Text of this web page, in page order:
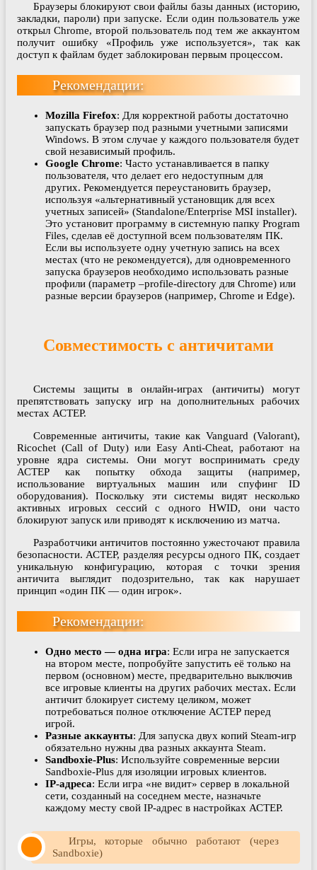
Браузеры блокируют свои файлы базы данных (историю,
закладки, пароли) при запуске. Если один пользователь уже
открыл Chrome, второй пользователь под тем же аккаунтом
получит ошибку «Профиль уже используется», так как
доступ к файлам будет заблокирован первым процессом.
Рекомендации:
Mozilla Firefox: Для корректной работы достаточно
запускать браузер под разными учетными записями
Windows. В этом случае у каждого пользователя будет
свой независимый профиль.
Google Chrome: Часто устанавливается в папку
пользователя, что делает его недоступным для
других. Рекомендуется переустановить браузер,
используя «альтернативный установщик для всех
учетных записей» (Standalone/Enterprise MSI installer).
Это установит программу в системную папку Program
Files, сделав её доступной всем пользователям ПК.
Если вы используете одну учетную запись на всех
местах (что не рекомендуется), для одновременного
запуска браузеров необходимо использовать разные
профили (параметр –profile-directory для Chrome) или
разные версии браузеров (например, Chrome и Edge).
Совместимость с античитами
Системы защиты в онлайн-играх (античиты) могут
препятствовать запуску игр на дополнительных рабочих
местах АСТЕР.
Современные античиты, такие как Vanguard (Valorant),
Ricochet (Call of Duty) или Easy Anti-Cheat, работают на
уровне ядра системы. Они могут воспринимать среду
АСТЕР как попытку обхода защиты (например,
использование виртуальных машин или спуфинг ID
оборудования). Поскольку эти системы видят несколько
активных игровых сессий с одного HWID, они часто
блокируют запуск или приводят к исключению из матча.
Разработчики античитов постоянно ужесточают правила
безопасности. АСТЕР, разделяя ресурсы одного ПК, создает
уникальную конфигурацию, которая с точки зрения
античита выглядит подозрительно, так как нарушает
принцип «один ПК — один игрок».
Рекомендации:
Одно место — одна игра: Если игра не запускается
на втором месте, попробуйте запустить её только на
первом (основном) месте, предварительно выключив
все игровые клиенты на других рабочих местах. Если
античит блокирует систему целиком, может
потребоваться полное отключение АСТЕР перед
игрой.
Разные аккаунты: Для запуска двух копий Steam-игр
обязательно нужны два разных аккаунта Steam.
Sandboxie-Plus: Используйте современные версии
Sandboxie-Plus для изоляции игровых клиентов.
IP-адреса: Если игра «не видит» сервер в локальной
сети, созданный на соседнем месте, назначьте
каждому месту свой IP-адрес в настройках АСТЕР.
Игры, которые обычно работают (через
Sandboxie)